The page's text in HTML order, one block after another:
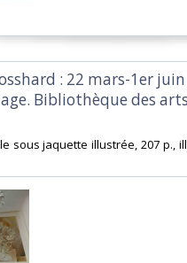
: 22 mars-1er
Bibliothèque des
sous jaquette illustrée, 207 p.,